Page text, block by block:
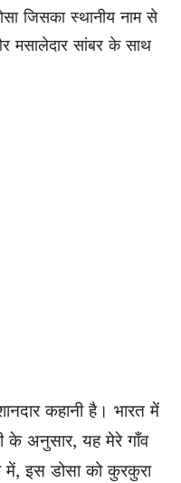
जिसका स्थानीय नाम से
मसालेदार सांबर के साथ
कहानी है। भारत में
के अनुसार, यह मेरे गाँव
इस डोसा को कुरकुरा